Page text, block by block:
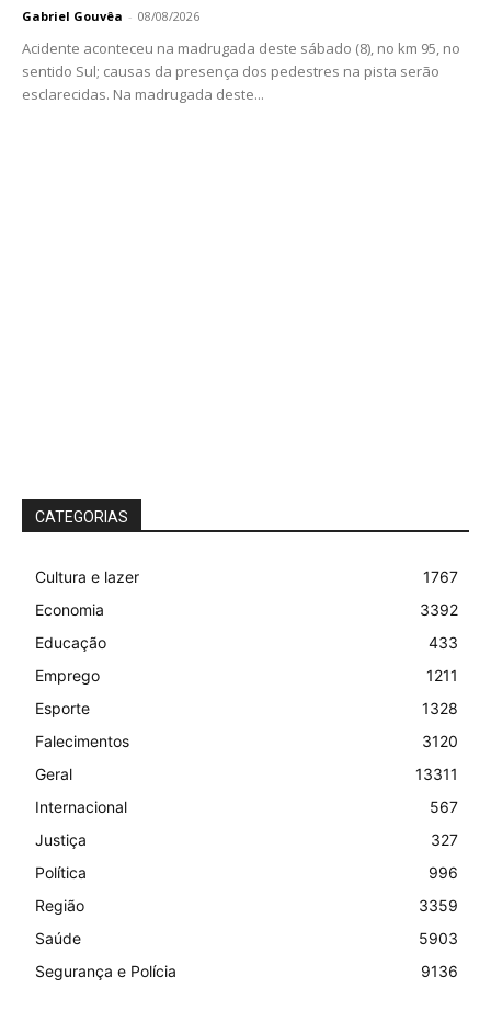
Gabriel Gouvêa - 08/08/2026
Acidente aconteceu na madrugada deste sábado (8), no km 95, no
sentido Sul; causas da presença dos pedestres na pista serão
esclarecidas. Na madrugada deste...
CATEGORIAS
Cultura e lazer
1767
Economia
3392
Educação
433
Emprego
1211
Esporte
1328
Falecimentos
3120
Geral
13311
Internacional
567
Justiça
327
Política
996
Região
3359
Saúde
5903
Segurança e Polícia
9136